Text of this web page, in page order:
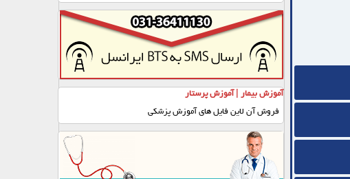
آموزش بیمار | آموزش پرستار
فروش آن لاین فایل های آموزش پزشکی